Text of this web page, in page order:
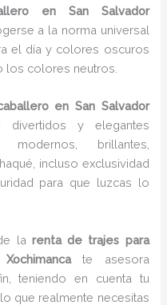
en San Salvador
a la norma universal
el día y colores oscuros
los colores neutros.
en San Salvador
divertidos y elegantes
brillantes,
incluso exclusividad
para que luzcas lo
la renta de trajes para
te asesora
teniendo en cuenta tu
que realmente necesitas